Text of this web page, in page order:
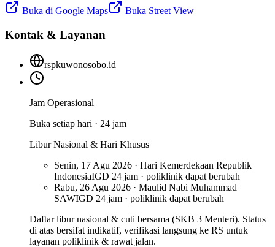
Buka di Google Maps Buka Street View
Kontak & Layanan
rspkuwonosobo.id
Jam Operasional
Buka setiap hari · 24 jam
Libur Nasional & Hari Khusus
Senin, 17 Agu 2026 · Hari Kemerdekaan Republik
IndonesiaIGD 24 jam · poliklinik dapat berubah
Rabu, 26 Agu 2026 · Maulid Nabi Muhammad
SAWIGD 24 jam · poliklinik dapat berubah
Daftar libur nasional & cuti bersama (SKB 3 Menteri). Status
di atas bersifat indikatif, verifikasi langsung ke RS untuk
layanan poliklinik & rawat jalan.